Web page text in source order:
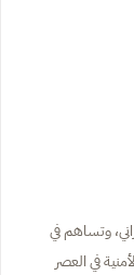
وتساهم في
في العصر